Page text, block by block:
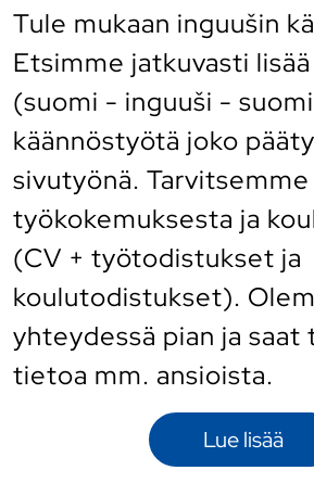
Tule mukaan inguušin
Etsimme jatkuvasti
(suomi - inguuši -
käännöstyötä joko
sivutyönä.
työkokemuksesta ja
(CV + työtodistukset ja
koulutodistukset).
yhteydessä pian ja saat
tietoa mm. ansioista.
Lue lisää